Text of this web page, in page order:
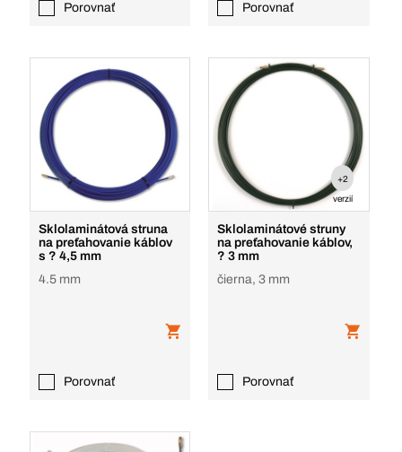
Porovnať Porovnať
Sklolaminátová struna
na preťahovanie káblov
s ? 4,5 mm
4.5 mm
Porovnať
+2
verzií
Sklolaminátové struny
na preťahovanie káblov,
? 3 mm
čierna, 3 mm
Porovnať